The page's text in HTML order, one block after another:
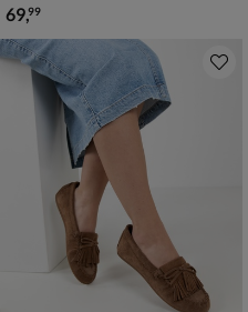
€ 69,99
69,99